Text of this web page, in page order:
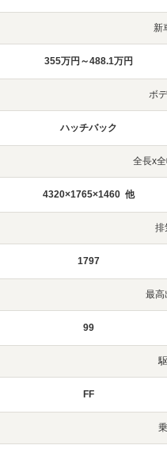
新
355万円～488.1万円
ボ
ハッチバック
全長x
4320×1765×1460 他
排
1797
最高
99
FF